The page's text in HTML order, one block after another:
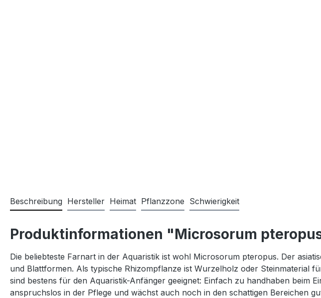
Beschreibung Hersteller Heimat Pflanzzone Schwierigkeit
Produktinformationen "Microsorum
Die beliebteste Farnart in der Aquaristik ist wohl Microsorum pteropus. Der
und Blattformen. Als typische Rhizompflanze ist Wurzelholz oder Steinmaterial
sind bestens für den Aquaristik-Anfänger geeignet: Einfach zu handhaben beim
anspruchslos in der Pflege und wächst auch noch in den schattigen Bereichen